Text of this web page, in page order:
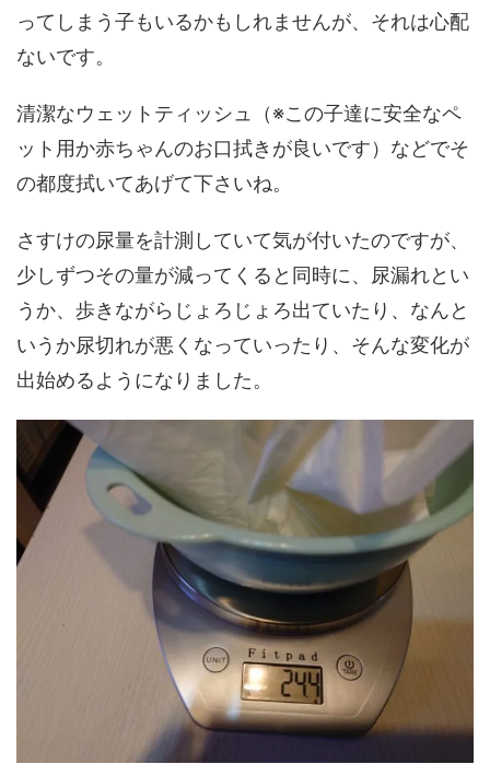
ってしまう子もいるかもしれませんが、それは心配
ないです。
清潔なウェットティッシュ（※この子達に安全なペ
ット用か赤ちゃんのお口拭きが良いです）などでそ
の都度拭いてあげて下さいね。
さすけの尿量を計測していて気が付いたのですが、
少しずつその量が減ってくると同時に、尿漏れとい
うか、歩きながらじょろじょろ出ていたり、なんと
いうか尿切れが悪くなっていったり、そんな変化が
出始めるようになりました。